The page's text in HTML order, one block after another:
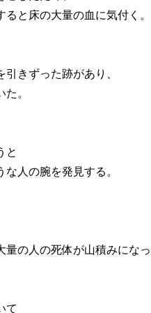
ると床の大量の血に気付く。
引きずった跡があり、
。
と
な人の腕を発見する。
量の人の死体が山積みにな
て